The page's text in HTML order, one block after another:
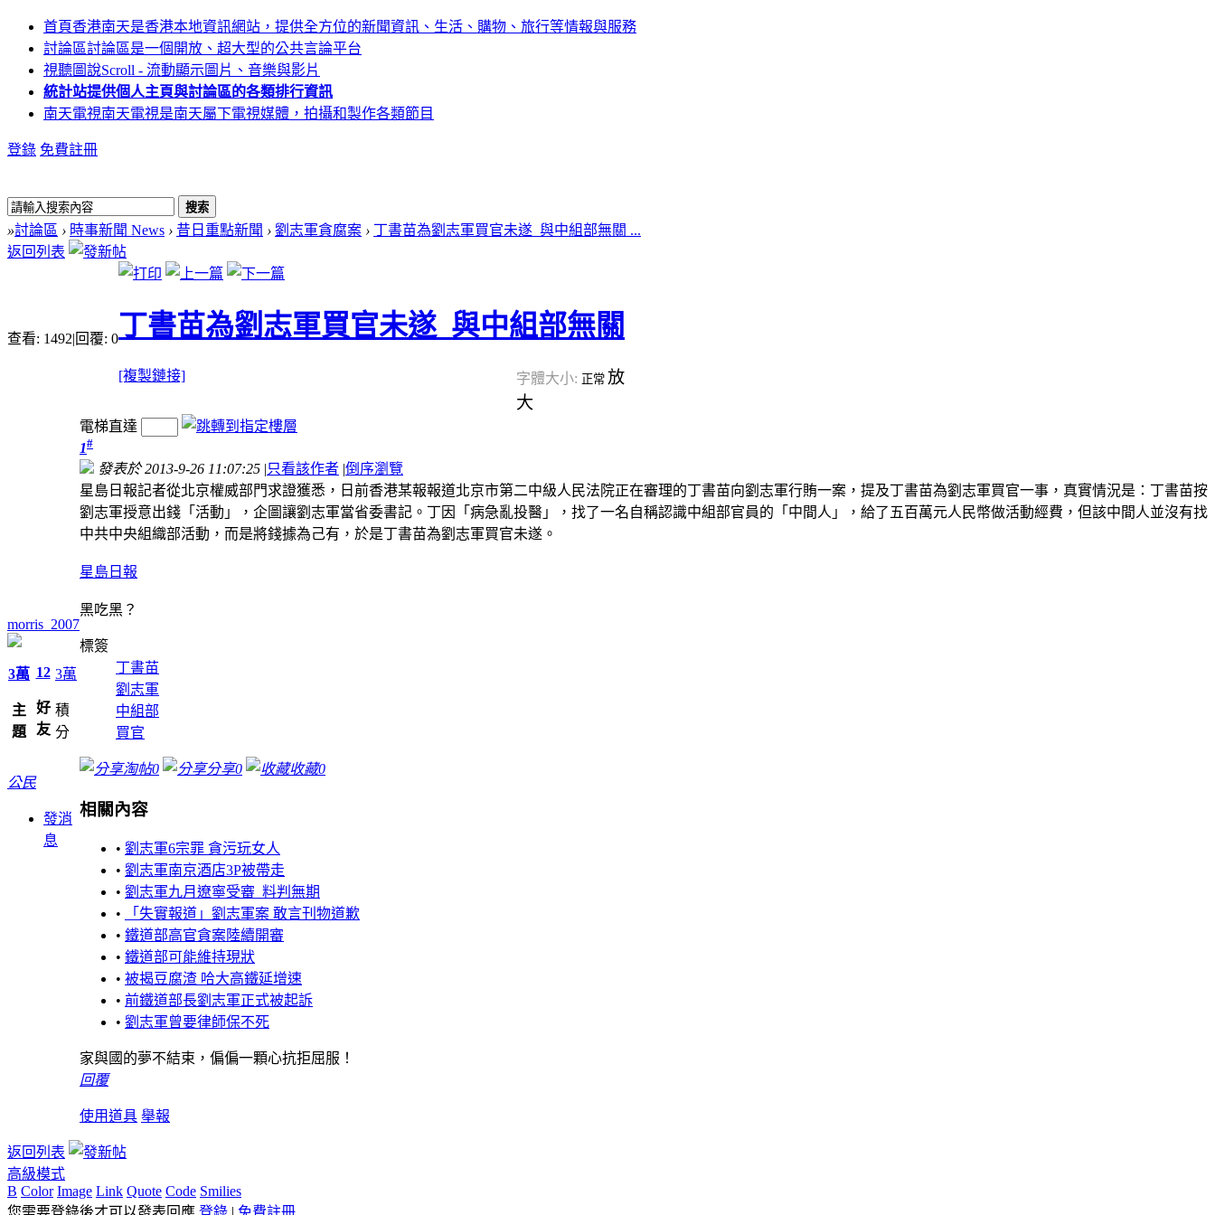
首頁香港南天是香港本地資訊網站，提供全方位的新聞資訊、生活、購物、旅行等情報與服務
討論區討論區是一個開放、超大型的公共言論平台
視聽圖說Scroll - 流動顯示圖片、音樂與影片
統計站提供個人主頁與討論區的各類排行資訊
南天電視南天電視是南天屬下電視媒體，拍攝和製作各類節目
登錄 免費註冊
搜索
»討論區 › 時事新聞 News › 昔日重點新聞 › 劉志軍貪腐案 › 丁書苗為劉志軍買官未遂 與中組部無關 ...
返回列表
查看: 1492|回覆: 0丁書苗為劉志軍買官未遂 與中組部無關
[複製鏈接] 字體大小: 正常 放
大
morris_2007
3萬
主
題
12
好
友
3萬
積
分
公民
發消
息
電梯直達
1#
發表於 2013-9-26 11:07:25 |只看該作者 |倒序瀏覽
星島日報記者從北京權威部門求證獲悉，日前香港某報報道北京市第二中級人民法院正在審理的丁書苗向劉志軍行賄一案，提及丁書苗為劉志軍買官一事，真實情況是：丁書苗按
劉志軍授意出錢「活動」，企圖讓劉志軍當省委書記。丁因「病急亂投醫」，找了一名自稱認識中組部官員的「中間人」，給了五百萬元人民幣做活動經費，但該中間人並沒有找
中共中央組織部活動，而是將錢據為己有，於是丁書苗為劉志軍買官未遂。
星島日報
黑吃黑？
標簽
丁書苗
劉志軍
中組部
買官
淘帖0 分享0 收藏0
相關內容
• 劉志軍6宗罪 貪污玩女人
• 劉志軍南京酒店3P被帶走
• 劉志軍九月遼寧受審 料判無期
•
「失實報道」劉志軍案 敢言刊物道歉
• 鐵道部高官貪案陸續開審
• 鐵道部可能維持現狀
• 被揭豆腐渣 哈大高鐵延增速
• 前鐵道部長劉志軍正式被起訴
• 劉志軍曾要律師保不死
家與國的夢不結束，偏偏一顆心抗拒屈服！
回覆
使用道具 舉報
返回列表
高級模式
B Color Image Link Quote Code Smilies
您需要登錄後才可以發表回應 登錄 | 免費註冊